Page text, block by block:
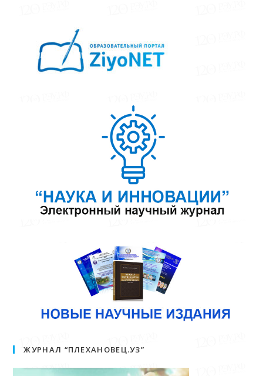
ЖУРНАЛ “ПЛЕХАНОВЕЦ.УЗ”